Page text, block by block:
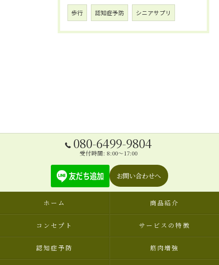
歩行 認知症予防 シニアサプリ
080-6499-9804
受付時間: 8:00～17:00
お問い合わせへ
ホーム 商品紹介
コンセプト サービスの特徴
認知症予防 筋肉増強